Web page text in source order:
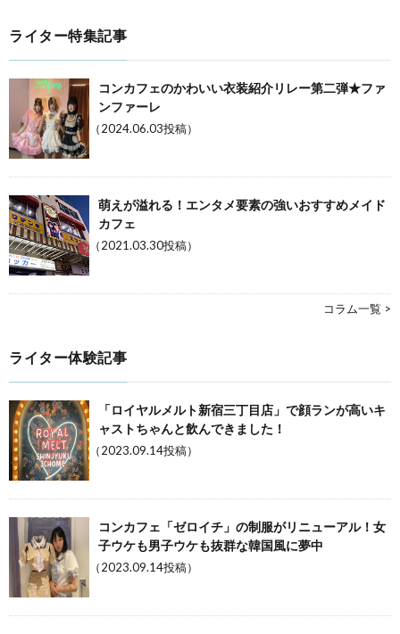
ライター特集記事
コンカフェのかわいい衣装紹介リレー第二弾★ファ
ンファーレ
（2024.06.03投稿）
萌えが溢れる！エンタメ要素の強いおすすめメイド
カフェ
（2021.03.30投稿）
コラム一覧 >
ライター体験記事
「ロイヤルメルト新宿三丁目店」で顔ランが高いキ
ャストちゃんと飲んできました！
（2023.09.14投稿）
コンカフェ「ゼロイチ」の制服がリニューアル！女
子ウケも男子ウケも抜群な韓国風に夢中
（2023.09.14投稿）